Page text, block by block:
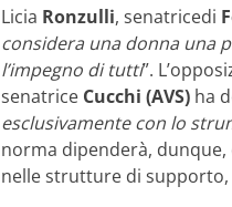
Licia Ronzulli, senatricedi
considera una donna una
l’impegno di tutti”.
senatrice Cucchi (AVS) ha
esclusivamente con lo
norma dipenderà,
nelle strutture di